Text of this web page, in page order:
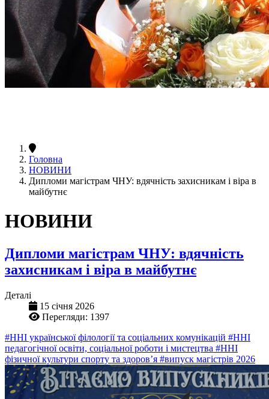
Головна
НОВИНИ
Дипломи магістрам ЧНУ: вдячність захисникам і віра в
майбутнє
НОВИНИ
Дипломи магістрам ЧНУ: вдячність
захисникам і віра в майбутнє
Деталі
15 січня 2026
Перегляди: 1397
#ННІ української філології та соціальних комунікацій #ННІ
педагогічної освіти, соціальної роботи і мистецтва #ННІ
фізичної культури спорту та здоров’я #випуск магістрів 2026